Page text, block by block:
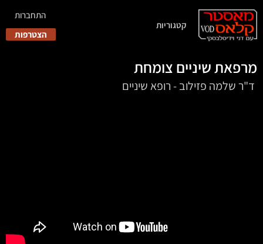
קטגוריות
התחברות
הצטרפות
מרפאת שיניים צומחת
‏‏‏‏‏‏‏‏‏‏‏ ד"ר שלמה פזילוב - רופא שיניים